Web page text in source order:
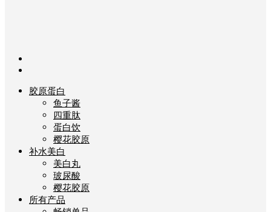
胶原蛋白
鱼子酱
四重肽
蛋白饮
樱花胶原
补水美白
美白丸
玻尿酸
樱花胶原
所有产品